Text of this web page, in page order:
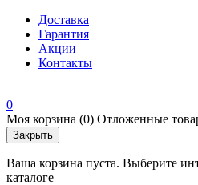
Доставка
Гарантия
Акции
Контакты
0
Моя корзина (0) Отложенные
Закрыть
Ваша корзина пуста. Выберите
каталоге